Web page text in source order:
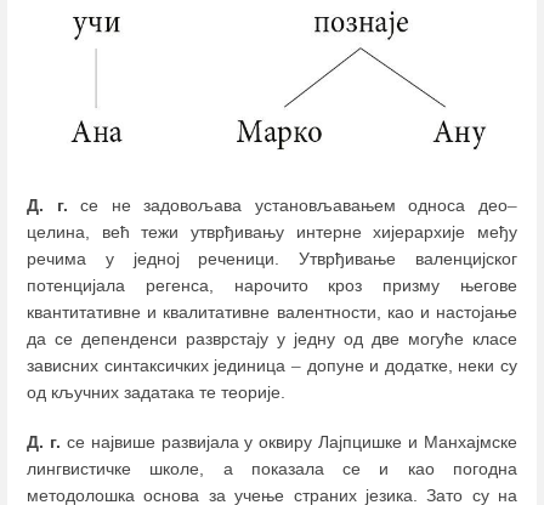
Д. г. се не задовољава установљавањем односа део–
целина, већ тежи утврђивању интерне хијерархије међу
речима у једној реченици. Утврђивање валенцијског
потенцијала регенса, нарочито кроз призму његове
квантитативне и квалитативне валентности, као и настојање
да се депенденси разврстају у једну од две могуће класе
зависних синтаксичких јединица –допуне и додатке, неки су
од кључних задатака те теорије.
Д. г. се највише развијала у оквиру Лајпцишке и Манхајмске
лингвистичке школе, а показала се и као погодна
методолошка основа за учење страних језика. Зато су на